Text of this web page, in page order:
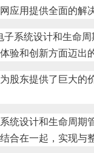
应用提供全面的解
系统设计和生命
验和创新方面迈出
东提供了巨大的
统设计和生命周
合在一起，实现